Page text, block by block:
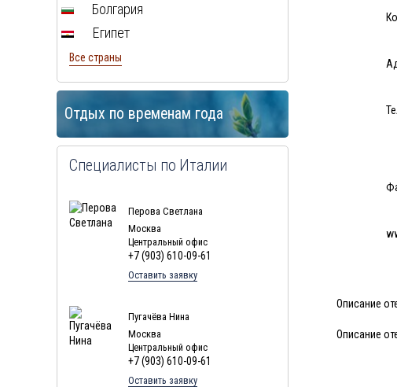
Описание
Описание
Болгария
Египет
Все страны
Отдых по временам года
Специалисты по Италии
Перова Светлана
Москва
Центральный офис
+7 (903) 610-09-61
Оставить заявку
Пугачёва Нина
Москва
Центральный офис
+7 (903) 610-09-61
Оставить заявку